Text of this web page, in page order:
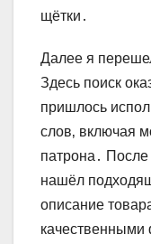
щётки․
Далее я
Здесь поиск
пришлось
слов‚ включая
патрона․
нашёл
описание